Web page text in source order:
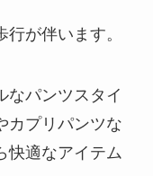
が伴います。
なパンツスタイ
カプリパンツな
快適なアイテム